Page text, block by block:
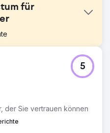
für
Sportartikelhersteller
Schwierigkeiten, sein
Umsatz von
diesem Zeitpunkt ging er
Die Ergebnisse sprechen
der Sie vertrauen können
5